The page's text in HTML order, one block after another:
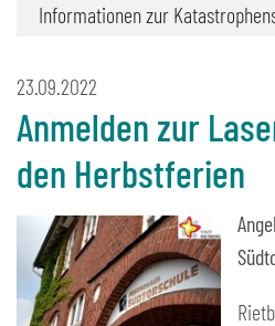
Informationen zur
23.09.2022
Anmelden zur
den Herbstferien